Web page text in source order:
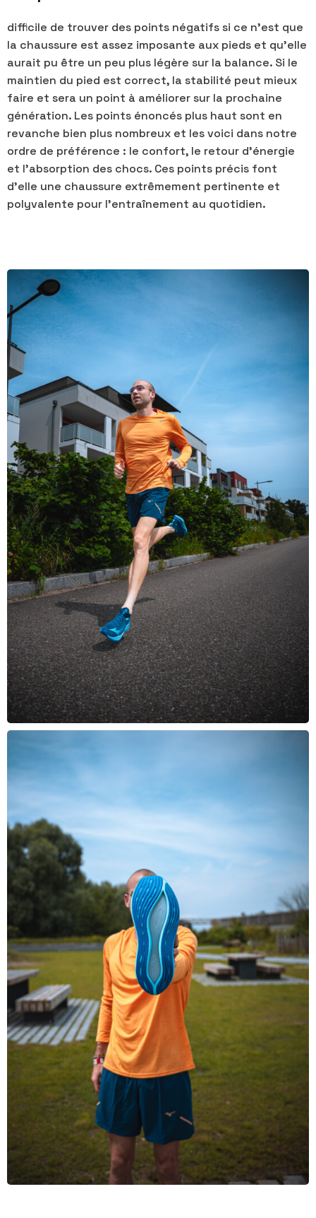
difficile de trouver des points négatifs si ce n’est que
la chaussure est assez imposante aux pieds et qu’elle
aurait pu être un peu plus légère sur la balance. Si le
maintien du pied est correct, la stabilité peut mieux
faire et sera un point à améliorer sur la prochaine
génération. Les points énoncés plus haut sont en
revanche bien plus nombreux et les voici dans notre
ordre de préférence : le confort, le retour d’énergie
et l’absorption des chocs. Ces points précis font
d’elle une chaussure extrêmement pertinente et
polyvalente pour l’entraînement au quotidien.